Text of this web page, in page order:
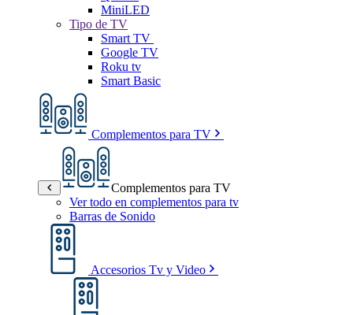
MiniLED
Tipo de TV
Smart TV
Google TV
Roku tv
Smart Basic
Complementos para TV
Complementos para TV
Ver todo en complementos para tv
Barras de Sonido
Accesorios Tv y Video